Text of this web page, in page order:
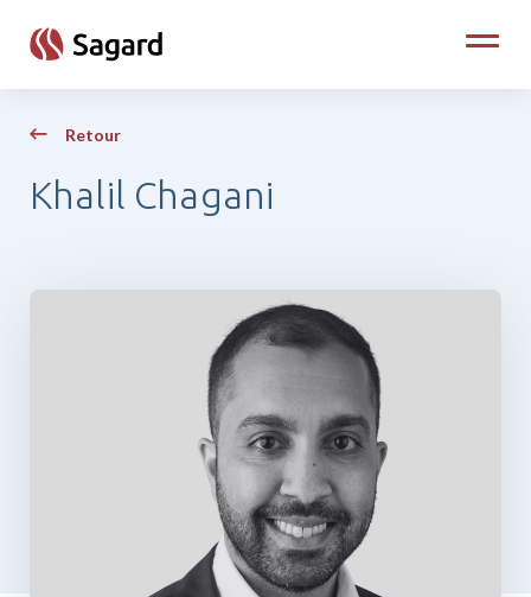
Toggle
Retour
Khalil Chagani